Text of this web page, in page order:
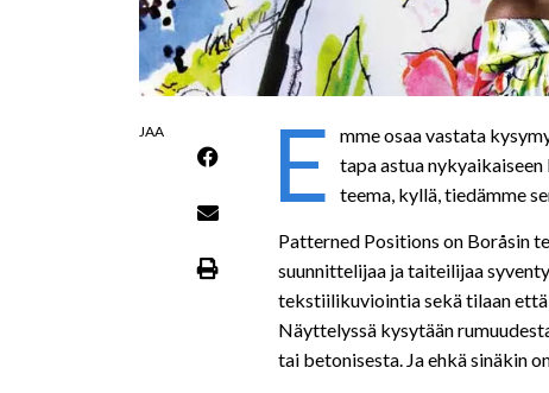
JAA E
mme osaa vastata
tapa astua
teema, kyllä, tiedämme
Patterned Positions on Boråsin
suunnittelijaa ja taiteilijaa
tekstiilikuviointia sekä tilaan
Näyttelyssä kysytään
tai betonisesta. Ja ehkä sinäkin